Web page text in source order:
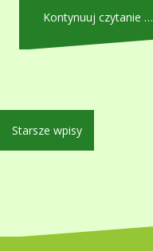
Kontynuuj czytanie …
Nawigacja
po
Starsze wpisy